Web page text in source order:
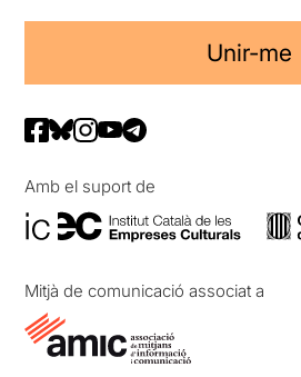
Unir-me
Amb el suport de
Mitjà de comunicació associat a